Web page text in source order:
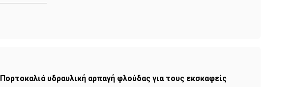
Πορτοκαλιά υδραυλική αρπαγή φλούδας για τους εκσκαφείς